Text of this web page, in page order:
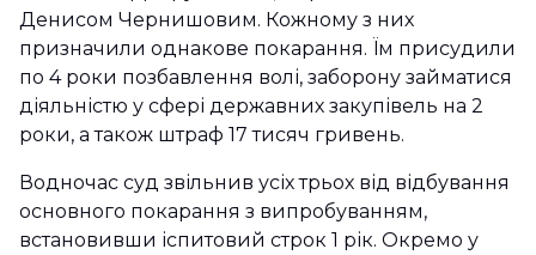
Денисом Чернишовим. Кожному з них
призначили однакове покарання. Їм присудили
по 4 роки позбавлення волі, заборону займатися
діяльністю у сфері державних закупівель на 2
роки, а також штраф 17 тисяч гривень.
Водночас суд звільнив усіх трьох від відбування
основного покарання з випробуванням,
встановивши іспитовий строк 1 рік. Окремо у